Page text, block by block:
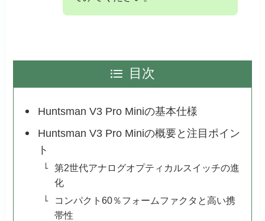
目次
Huntsman V3 Pro Miniの基本仕様
Huntsman V3 Pro Miniの概要と注目ポイン
ト
第2世代アナログオプティカルスイッチの進
化
コンパクト60％フォームファクタと高い携
帯性